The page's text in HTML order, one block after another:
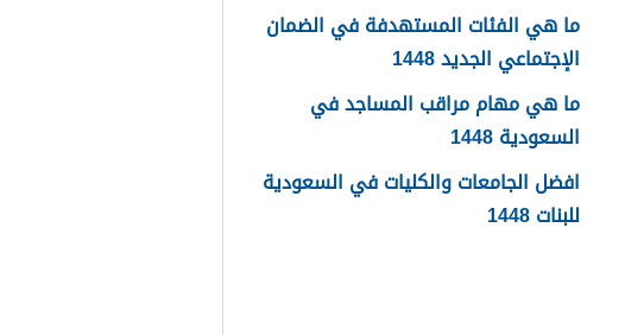
ما هي الفئات المستهدفة في الضمان
الإجتماعي الجديد 1448
ما هي مهام مراقب المساجد في
السعودية 1448
افضل الجامعات والكليات في السعودية
للبنات 1448